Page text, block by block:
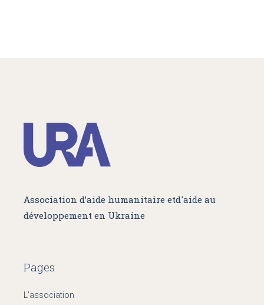
Association d’aide humanitaire etd'aide au
développement en Ukraine
Pages
L'association